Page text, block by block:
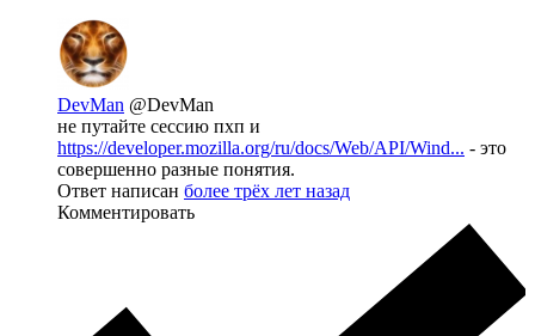
DevMan @DevMan
не путайте сессию пхп и
https://developer.mozilla.org/ru/docs/Web/API/Wind... - это
совершенно разные понятия.
Ответ написан более трёх лет назад
Комментировать